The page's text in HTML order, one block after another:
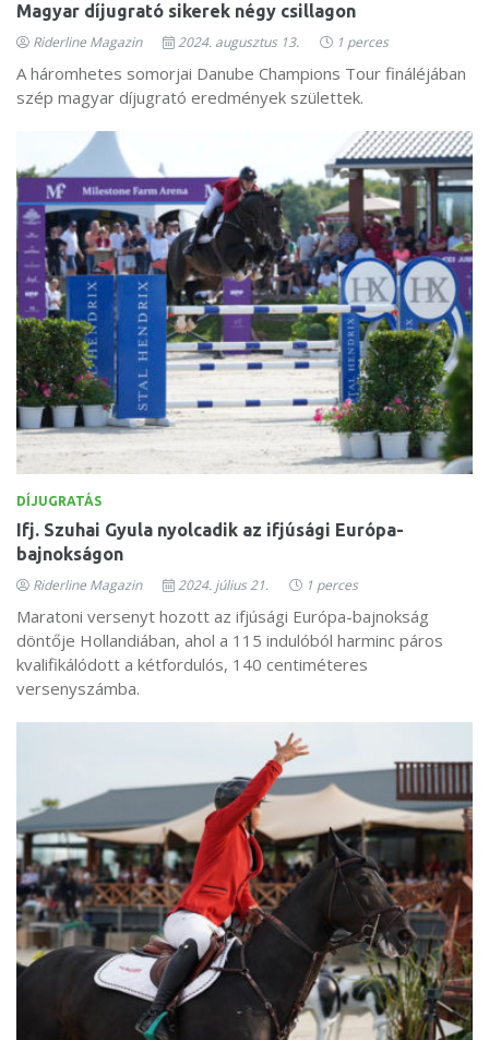
Magyar díjugrató sikerek négy csillagon
Riderline Magazin 2024. augusztus 13. 1 perces
A háromhetes somorjai Danube Champions Tour fináléjában
szép magyar díjugrató eredmények születtek.
DÍJUGRATÁS
Ifj. Szuhai Gyula nyolcadik az ifjúsági Európa-
bajnokságon
Riderline Magazin 2024. július 21. 1 perces
Maratoni versenyt hozott az ifjúsági Európa-bajnokság
döntője Hollandiában, ahol a 115 indulóból harminc páros
kvalifikálódott a kétfordulós, 140 centiméteres
versenyszámba.